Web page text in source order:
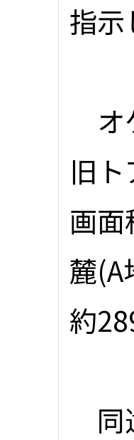
指示
オ
旧
画
麓
約
同